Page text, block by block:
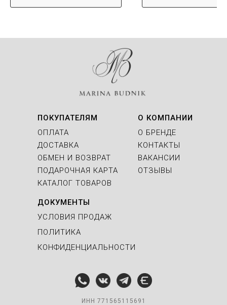
ОТЗЫВЫ
О КОМПАНИИ
О БРЕНДЕ
КОНТАКТЫ
ВАКАНСИИ
УСЛОВИЯ ПРОДАЖ
ПОЛИТИКА
КОНФИДЕНЦИАЛЬНОСТИ
ДОКУМЕНТЫ
ПОДАРОЧНАЯ КАРТА
ПОКУПАТЕЛЯМ
ОПЛАТА
ДОСТАВКА
ОБМЕН И ВОЗВРАТ
КАТАЛОГ ТОВАРОВ
ИНН 771565115691